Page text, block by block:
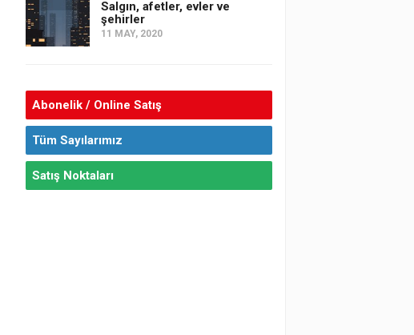
Salgın, afetler, evler ve
şehirler
11 MAY, 2020
Abonelik / Online Satış
Tüm Sayılarımız
Satış Noktaları